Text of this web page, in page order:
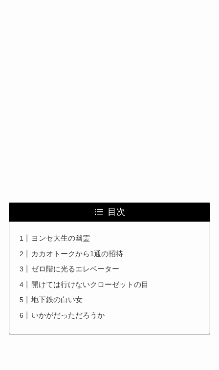
目次
ヨンセ大生の幽霊
カカオトークから1通の招待
ゼロ階に光るエレベーター
開けては行けないクローゼットの目
地下鉄の白い女
いかがだっただろうか